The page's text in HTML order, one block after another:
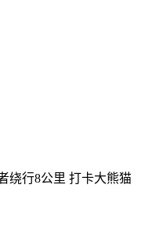
绕行8公里 打卡大熊猫